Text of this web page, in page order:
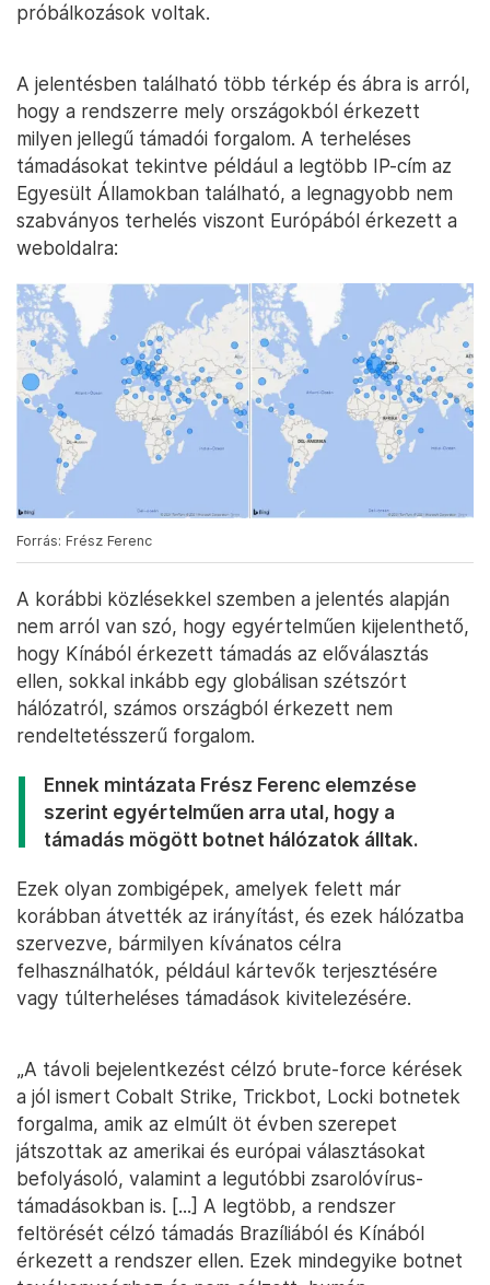
próbálkozások voltak.
A jelentésben található több térkép és ábra is arról,
hogy a rendszerre mely országokból érkezett
milyen jellegű támadói forgalom. A terheléses
támadásokat tekintve például a legtöbb IP-cím az
Egyesült Államokban található, a legnagyobb nem
szabványos terhelés viszont Európából érkezett a
weboldalra:
Forrás: Frész Ferenc
A korábbi közlésekkel szemben a jelentés alapján
nem arról van szó, hogy egyértelműen kijelenthető,
hogy Kínából érkezett támadás az előválasztás
ellen, sokkal inkább egy globálisan szétszórt
hálózatról, számos országból érkezett nem
rendeltetésszerű forgalom.
Ennek mintázata Frész Ferenc elemzése
szerint egyértelműen arra utal, hogy a
támadás mögött botnet hálózatok álltak.
Ezek olyan zombigépek, amelyek felett már
korábban átvették az irányítást, és ezek hálózatba
szervezve, bármilyen kívánatos célra
felhasználhatók, például kártevők terjesztésére
vagy túlterheléses támadások kivitelezésére.
„A távoli bejelentkezést célzó brute-force kérések
a jól ismert Cobalt Strike, Trickbot, Locki botnetek
forgalma, amik az elmúlt öt évben szerepet
játszottak az amerikai és európai választásokat
befolyásoló, valamint a legutóbbi zsarolóvírus-
támadásokban is. [...] A legtöbb, a rendszer
feltörését célzó támadás Brazíliából és Kínából
érkezett a rendszer ellen. Ezek mindegyike botnet